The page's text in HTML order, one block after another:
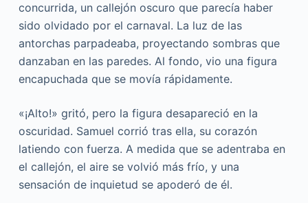
concurrida, un callejón oscuro que parecía haber
sido olvidado por el carnaval. La luz de las
antorchas parpadeaba, proyectando sombras que
danzaban en las paredes. Al fondo, vio una figura
encapuchada que se movía rápidamente.
«¡Alto!» gritó, pero la figura desapareció en la
oscuridad. Samuel corrió tras ella, su corazón
latiendo con fuerza. A medida que se adentraba en
el callejón, el aire se volvió más frío, y una
sensación de inquietud se apoderó de él.